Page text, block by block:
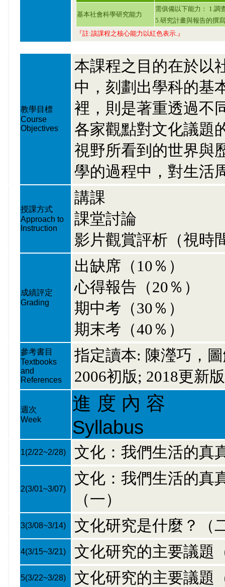
基本社會科學研究能力
需俱備以下能力： 1.調
5.研究計畫與報告的撰寫
『註:該課程之核心能力以紅色表示.』
教學目標
Course
Objectives
本課程之目的在於以
中，刻劃出學科的基
裡，則是著重透過不
各家觀點對文化議題
視野所看到的世界與
學的過程中，對生活
授課方式
Approach to
Instruction
講課
課堂討論
影片觀賞評析（視時
成績評定
Grading
出缺席（10％）
心得報告（20％）
期中考（30％）
期末考（40％）
參考書目
Textbooks
and
References
指定讀本: 陳瀅巧，
2006初版; 2018更新
週次
Week
進 度 內 容
Syllabus
1(2/22~2/28) 文化：我們生活的真
2(3/01~3/07)
文化：我們生活的真
（一）
3(3/08~3/14) 文化研究是什麼？（
4(3/15~3/21) 文化研究的主要議題
5(3/22~3/28) 文化研究的主要議題